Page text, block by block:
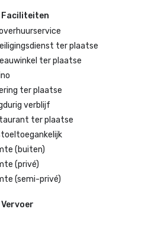
Faciliteiten
ter plaatse
ter plaatse
ter plaatse
verblijf
ter plaatse
(buiten)
(privé)
(semi-privé)
Vervoer